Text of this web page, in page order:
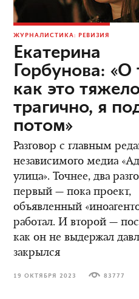
ЖУРНАЛИСТИКА: РЕВИЗИЯ
Екатерина
Горбунова: «О
как это
трагично, я
потом»
Разговор с главным
независимого медиа
улица». Точнее, два
первый — пока проект,
объявленный
работал. И второй —
как он не выдержал
закрылся
19 ОКТЯБРЯ 2023 83777